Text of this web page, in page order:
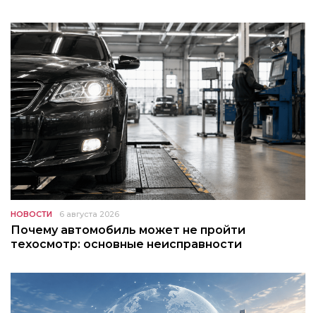
НОВОСТИ 6 августа 2026
Почему автомобиль может не пройти
техосмотр: основные неисправности